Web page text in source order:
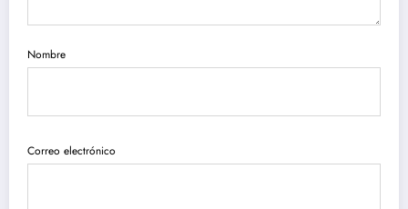
Nombre
Correo electrónico